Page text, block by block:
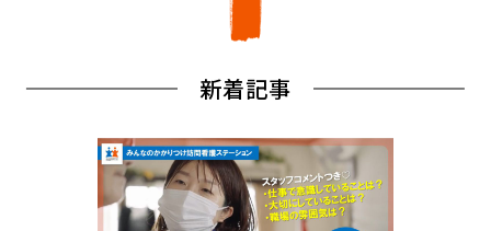
新着記事